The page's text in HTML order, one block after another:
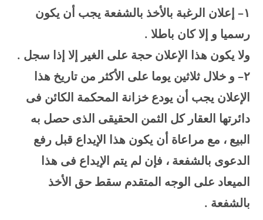
۱– إعلان الرغبة بالأخذ بالشفعة يجب أن يكون
رسميا و إلا كان باطلا .
ولا يكون هذا الإعلان حجة على الغير إلا إذا سجل .
۲– و خلال ثلاثين يوما على الأكثر من تاريخ هذا
الإعلان يجب أن يودع خزانة المحكمة الكائن فى
دائرتها العقار كل الثمن الحقيقى الذى حصل به
البيع ، مع مراعاة أن يكون هذا الإيداع قبل رفع
الدعوى بالشفعة ، فإن لم يتم الإيداع فى هذا
الميعاد على الوجه المتقدم سقط حق الأخذ
بالشفعة .